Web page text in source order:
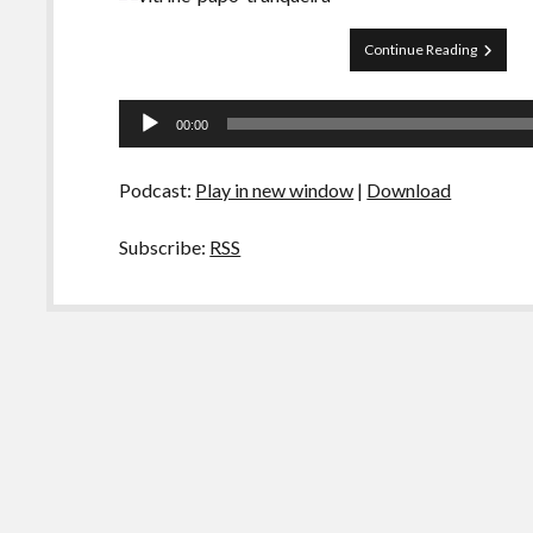
Continue ReadingPapo
Tocador
00:00
Podcast: Play in new window | Download
Subscribe: RSS